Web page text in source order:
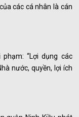
các cá nhân là cán
“Lợi dụng các
nước, quyền, lợi ích